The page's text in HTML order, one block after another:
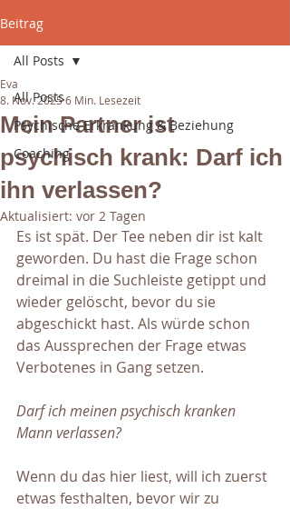
Beitrag
All Posts
Psychische Erkrankung & Beziehung
Coaching
All Posts
Mein Partner ist
psychisch krank: Darf ich
ihn verlassen?
Eva
8. Nov. 20256 Min. Lesezeit
Aktualisiert: vor 2 Tagen
Es ist spät. Der Tee neben dir ist kalt
geworden. Du hast die Frage schon
dreimal in die Suchleiste getippt und
wieder gelöscht, bevor du sie
abgeschickt hast. Als würde schon
das Aussprechen der Frage etwas
Verbotenes in Gang setzen.
Darf ich meinen psychisch kranken
Mann verlassen?
Wenn du das hier liest, will ich zuerst
etwas festhalten, bevor wir zu